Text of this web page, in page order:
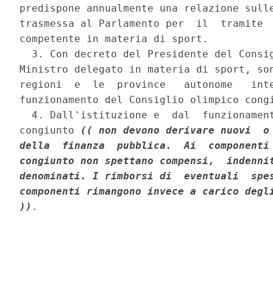
predispone annualmente una relazione
trasmessa al Parlamento per  il
competente in materia di sport.
3. Con decreto del Presidente del
Ministro delegato in materia di sport,
regioni  e  le  province   autonome
funzionamento del Consiglio olimpico
4. Dall'istituzione e  dal
congiunto (( non devono derivare nuovi
della  finanza  pubblica.  Ai
congiunto non spettano compensi,
denominati. I rimborsi di  eventuali
componenti rimangono invece a carico
))